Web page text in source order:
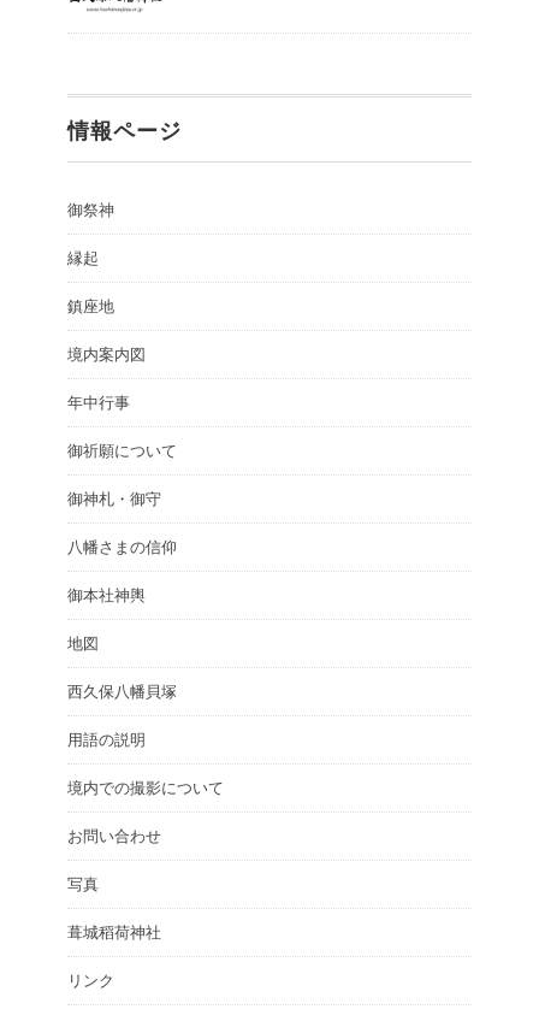
情報ページ
御祭神
縁起
鎮座地
境内案内図
年中行事
御祈願について
御神札・御守
八幡さまの信仰
御本社神輿
地図
西久保八幡貝塚
用語の説明
境内での撮影について
お問い合わせ
写真
葺城稻荷神社
リンク